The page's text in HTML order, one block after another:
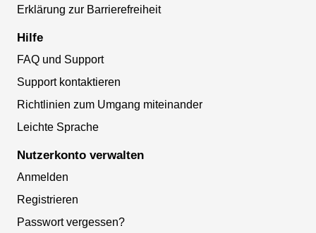
Erklärung zur Barrierefreiheit
Hilfe
FAQ und Support
Support kontaktieren
Richtlinien zum Umgang miteinander
Leichte Sprache
Nutzerkonto verwalten
Anmelden
Registrieren
Passwort vergessen?